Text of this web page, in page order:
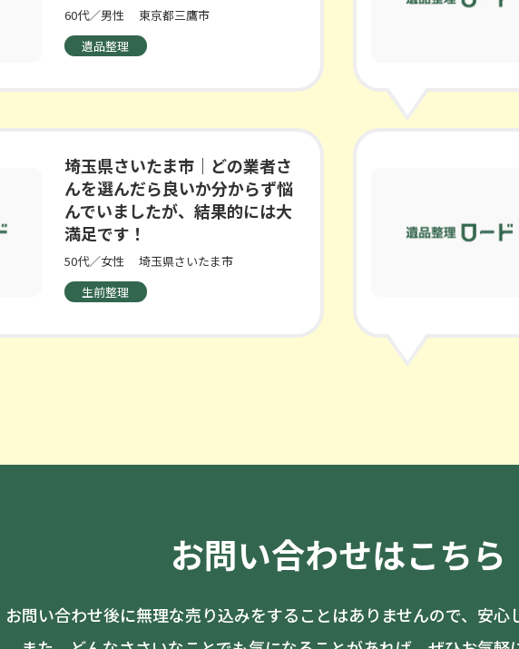
60代／男性
東京都三鷹市
遺品整理
埼玉県さいたま市｜どの業者さ
んを選んだら良いか分からず悩
んでいましたが、結果的には大
満足です！
50代／女性
埼玉県さいたま市
生前整理
お問い合わせはこちら
お問い合わせ後に無理な売り込みをすることはありませんので、安心